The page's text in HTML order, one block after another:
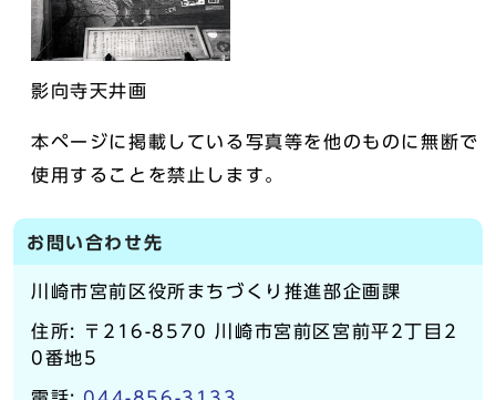
影向寺天井画
本ページに掲載している写真等を他のものに無断で
使用することを禁止します。
お問い合わせ先
川崎市宮前区役所まちづくり推進部企画課
住所: 〒216-8570 川崎市宮前区宮前平2丁目2
0番地5